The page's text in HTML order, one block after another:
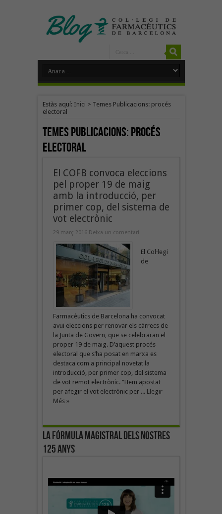
Estàs aquí: Inici > Temes Publicacions: procés
electoral
Temes Publicacions:procés
electoral
El COFB convoca eleccions
pel proper 19 de maig
amb la introducció, per
primer cop, del sistema de
vot electrònic
29 març 2016 Deixa un comentari
El Col·legi
de
Farmacèutics de Barcelona ha convocat
avui eleccions per renovar els càrrecs de
la Junta de Govern, que se celebraran el
proper 19 de maig. D’aquest procés
electoral que s’ha posat en marxa es
destaca com a principal novetat la
introducció, per primer cop, del sistema
de vot remot electrònic. “Hem apostat
per afegir el vot electrònic per ... Llegir
Més »
La fórmula magistral dels nostres
125 anys